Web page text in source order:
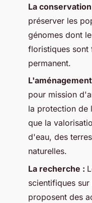
La
préserver les
génomes dont
floristiques sont
permanent.
pour mission
la protection de
que la
d'eau, des
naturelles.
La recherche :
scientifiques
proposent des